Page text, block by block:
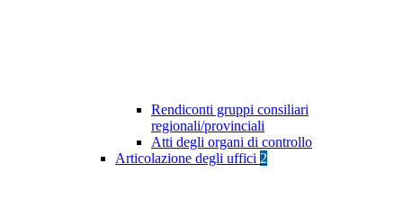
Rendiconti gruppi consiliari
regionali/provinciali
Atti degli organi di controllo
Articolazione degli uffici 2